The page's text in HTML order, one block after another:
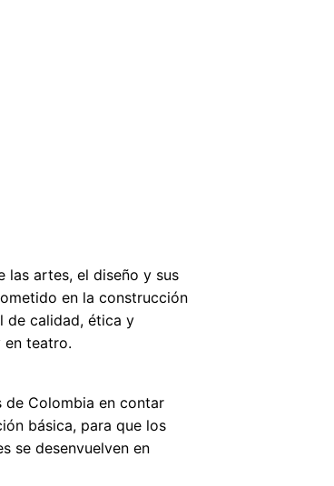
las artes, el diseño y sus
en la construcción
de calidad, ética y
en teatro.
de Colombia en contar
básica, para que los
se desenvuelven en